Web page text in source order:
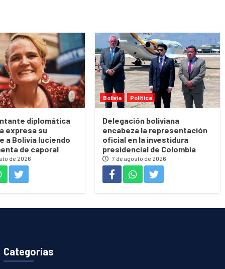
diplomática
expresa su
a Bolivia luciendo
de caporal
de 2026
Bolivia Política
Delegación boliviana
encabeza la representación
oficial en la investidura
presidencial de Colombia
7 de agosto de 2026
Categorías